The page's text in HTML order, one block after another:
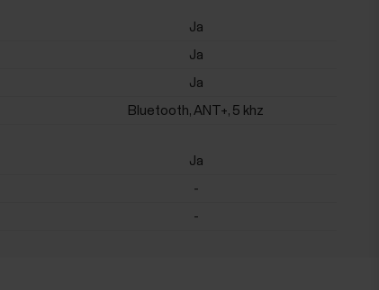
Ja
Ja
Ja
Bluetooth, ANT+, 5 khz
Ja
-
-